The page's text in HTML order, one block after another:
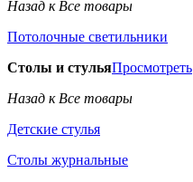
Назад к Все товары
Потолочные светильники
Столы и стульяПросмотреть
Назад к Все товары
Детские стулья
Столы журнальные